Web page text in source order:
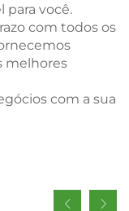
para você.
com todos os
melhores
com a sua